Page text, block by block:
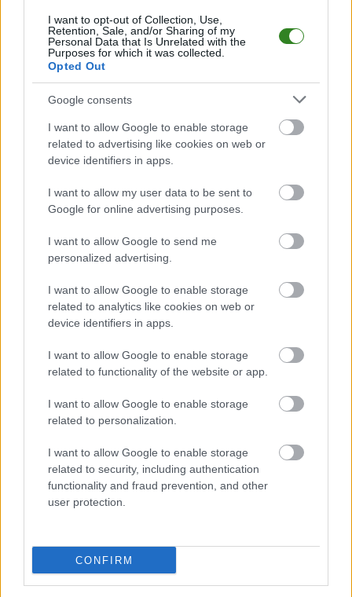
I want to opt-out of Collection, Use,
Retention, Sale, and/or Sharing of my
Personal Data that Is Unrelated with the
Purposes for which it was collected.
Opted Out
Google consents
I want to allow Google to enable storage
related to advertising like cookies on web or
device identifiers in apps.
I want to allow my user data to be sent to
Google for online advertising purposes.
I want to allow Google to send me
personalized advertising.
I want to allow Google to enable storage
related to analytics like cookies on web or
device identifiers in apps.
I want to allow Google to enable storage
related to functionality of the website or app.
I want to allow Google to enable storage
related to personalization.
I want to allow Google to enable storage
related to security, including authentication
functionality and fraud prevention, and other
user protection.
CONFIRM
poinformowali działacze LZS-u Żabno, który występ...
Okręgowy Puchar
Polski Stalowa
Wola: I runda (2
2015-08-02 20:21
Dziś odbyły się mecze I rundy okręgowego
Pucharu&nbsp;Polsku w podokręgu Stalowa Wola. Sukcesywnie
będziemy podawać wyniki. SKS RACŁAWICE - LZS ŻABNO 1-5 (0-
3) 0-1 Dawid&nbsp;Kawecki (10) 0-2 Tomasz Szafran (14-karny)
0-3 Tomasz Szafran (20) 0-4 Adrian Kowalik (58) 0-5 Damian
Kawecki ...
LZS Żabno - wszystkie powiązane newsy
Asseco Resovia| Developres Rzeszów |ITA TOOLS Stal Mielec
Cellfast Wilki Krosno| Texom Stal Rzeszów|Stal Mielec
Motor Lublin|Stal Rzeszów| Stal Stalowa Wola|Wisła Kraków
Resovia|Wieczysta Kraków
Mecze dziś Wyniki LIVE Transmisje